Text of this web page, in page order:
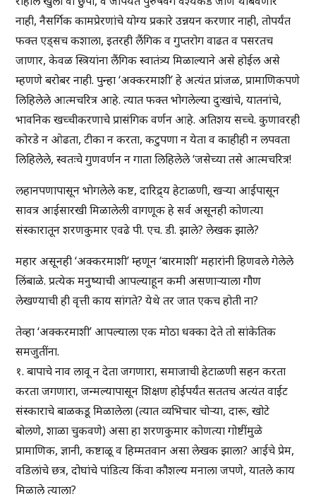
नाही, नैसर्गिक कामप्रेरणांचे योग्य प्रकारे उन्नयन करणार नाही, तोपर्यंत
फक्त एड्सच कशाला, इतरही लैंगिक व गुप्तरोग वाढत व पसरतच
जाणार, केवळ स्त्रियांना लैंगिक स्वातंत्र्य मिळाल्याने असे होईल असे
म्हणणे बरोबर नाही. पुन्हा ‘अक्करमाशी’ हे अत्यंत प्रांजळ, प्रामाणिकपणे
लिहिलेले आत्मचरित्र आहे. त्यात फक्त भोगलेल्या दुःखांचे, यातनांचे,
भावनिक खच्चीकरणाचे प्रासंगिक वर्णन आहे. अतिशय सच्चे. कुणावरही
कोरडे न ओढता, टीका न करता, कटुपणा न येता व काहीही न लपवता
लिहिलेले, स्वतःचे गुणवर्णन न गाता लिहिलेले ‘जसेच्या तसे आत्मचरित्र!
लहानपणापासून भोगलेले कष्ट, दारिद्र्य हेटाळणी, खऱ्या आईपासून
सावत्र आईसारखी मिळालेली वागणूक हे सर्व असूनही कोणत्या
संस्कारातून शरणकुमार एवढे पी. एच. डी. झाले? लेखक झाले?
महार असूनही ‘अक्करमाशी’ म्हणून ‘बारमाशी’ महारांनी हिणवले गेलेले
लिंबाळे. प्रत्येक मनुष्याची आपल्याहून कमी असणाऱ्याला गौण
लेखण्याची ही वृत्ती काय सांगते? येथे तर जात एकच होती ना?
तेव्हा ‘अक्करमाशी’ आपल्याला एक मोठा धक्का देते तो सांकेतिक
समजुतींना.
१. बापाचे नाव लावू न देता जगणारा, समाजाची हेटाळणी सहन करता
करता जगणारा, जन्मल्यापासून शिक्षण होईपर्यंत सततच अत्यंत वाईट
संस्काराचे बाळकडू मिळालेला (त्यात व्यभिचार चोऱ्या, दारू, खोटे
बोलणे, शाळा चुकवणे) असा हा शरणकुमार कोणत्या गोष्टींमुळे
प्रामाणिक, ज्ञानी, कष्टाळू व हिम्मतवान असा लेखक झाला? आईचे प्रेम,
वडिलांचे छत्र, दोघांचे पांडित्य किंवा कौशल्य मनाला जपणे, यातले काय
मिळाले त्याला?